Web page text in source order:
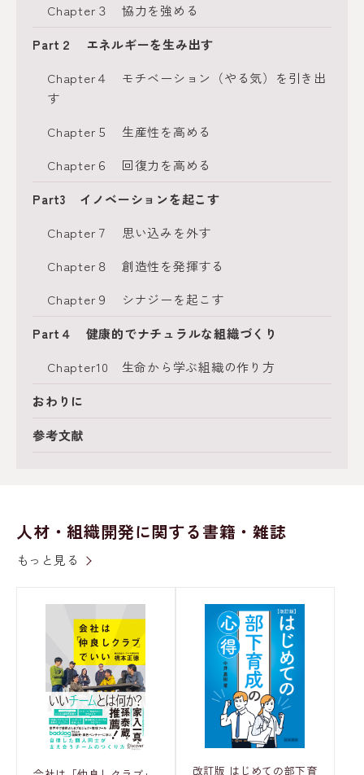
Chapter３ 協力を強める
Part２ エネルギーを生み出す
Chapter４ モチベーション（やる気）を引き出
す
Chapter５ 生産性を高める
Chapter６ 回復力を高める
Part3 イノベーションを起こす
Chapter７ 思い込みを外す
Chapter８ 創造性を発揮する
Chapter９ シナジーを起こす
Part４ 健康的でナチュラルな組織づくり
Chapter10 生命から学ぶ組織の作り方
おわりに
参考文献
人材・組織開発に関する書籍・雑誌
もっと見る
改訂版 はじめての部下育